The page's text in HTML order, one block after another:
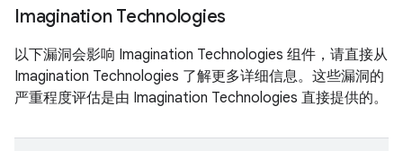
Imagination Technologies
以下漏洞会影响 Imagination Technologies 组件，请直接从
Imagination Technologies 了解更多详细信息。这些漏洞的
严重程度评估是由 Imagination Technologies 直接提供的。